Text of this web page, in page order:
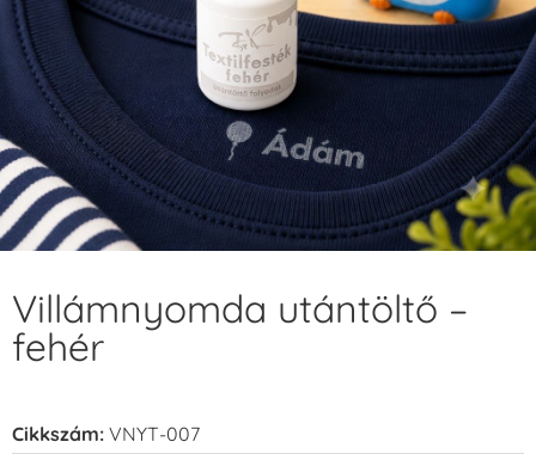
Villámnyomda utántöltő –
fehér
Cikkszám: VNYT-007